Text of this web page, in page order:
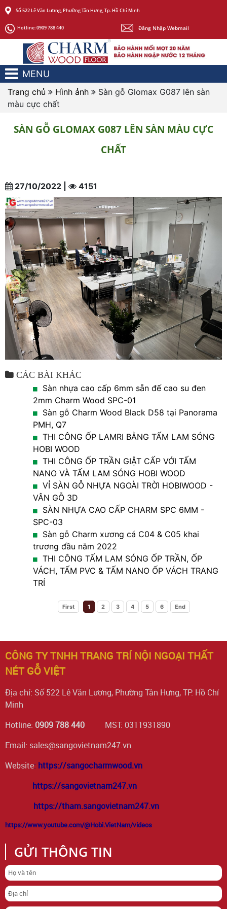
Số 522 Lê Văn Lương, Phường Tân Hưng, Tp. Hồ Chí Minh
Hotline:0909 788 440 Đăng Nhập Webmail
MENU
Trang chủ Hình ảnh
Sàn gỗ Glomax G087 lên sàn
màu cực chất
SÀN GỖ GLOMAX G087 LÊN SÀN MÀU CỰC
CHẤT
27/10/2022 | 4151
CÁC BÀI KHÁC
Sàn nhựa cao cấp 6mm sẵn đế cao su đen
2mm Charm Wood SPC-01
Sàn gỗ Charm Wood Black D58 tại Panorama
PMH, Q7
THI CÔNG ỐP LAMRI BẰNG TẤM LAM SÓNG
HOBI WOOD
THI CÔNG ỐP TRẦN GIẬT CẤP VỚI TẤM
NANO VÀ TẤM LAM SÓNG HOBI WOOD
VỈ SÀN GỖ NHỰA NGOÀI TRỜI HOBIWOOD -
VÂN GỖ 3D
SÀN NHỰA CAO CẤP CHARM SPC 6MM -
SPC-03
Sàn gỗ Charm xương cá C04 & C05 khai
trương đầu năm 2022
THI CÔNG TẤM LAM SÓNG ỐP TRẦN, ỐP
VÁCH, TẤM PVC & TẤM NANO ỐP VÁCH TRANG
TRÍ
First 1 2 3 4 5 6 End
CÔNG TY TNHH TRANG TRÍ NỘI NGOẠI THẤT
NÉT GỖ VIỆT
Địa chỉ: Số 522 Lê Văn Lương, Phường Tân Hưng, TP. Hồ Chí
Minh
Hotline: 0909 788 440 MST: 0311931890
Email: sales@sangovietnam247.vn
Website: https://sangocharmwood.vn
https://sangovietnam247.vn
https://tham.sangovietnam247.vn
https://www.youtube.com/@Hobi.VietNam/videos
GỬI THÔNG TIN